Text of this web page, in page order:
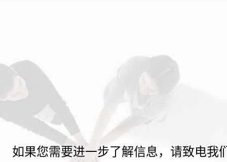
如果您需要进一步了解信息，请致电我